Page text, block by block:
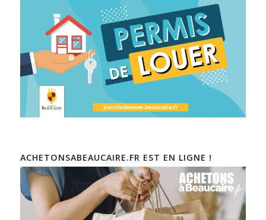
ACHETONSABEAUCAIRE.FR EST EN LIGNE !